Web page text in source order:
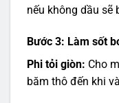
nếu không dầu sẽ
Bước 3: Làm sốt
Phi tỏi giòn: Cho
băm thô đến khi